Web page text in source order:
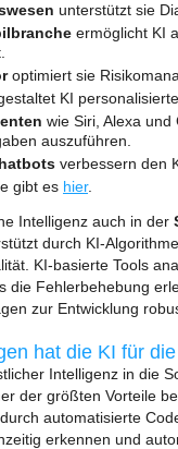
unterstützt sie
ermöglicht KI
optimiert sie
KI
wie Siri, Alexa
auszuführen.
verbessern den
gibt es hier.
Intelligenz auch in der
durch KI-
KI-basierte Tools
die Fehlerbehebung
zur Entwicklung
hat die KI für
Intelligenz in die
der größten Vorteile
automatisierte
erkennen und